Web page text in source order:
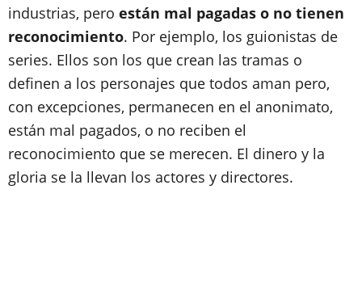
industrias, pero están mal pagadas o no tienen
reconocimiento. Por ejemplo, los guionistas de
series. Ellos son los que crean las tramas o
definen a los personajes que todos aman pero,
con excepciones, permanecen en el anonimato,
están mal pagados, o no reciben el
reconocimiento que se merecen. El dinero y la
gloria se la llevan los actores y directores.